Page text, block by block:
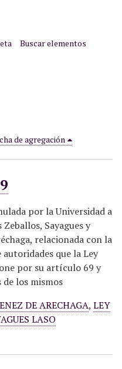
Buscar elementos
de agregación
por la Universidad a
Sayagues y
relacionada con la
que la Ley
por su artículo 69 y
de los mismos
DE ARECHAGA, LEY
LASO